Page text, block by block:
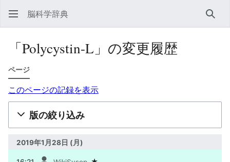
脳科学辞典 検索
「Polycystin-L」の変更履歴
ページ
このページの記録を表示
版の絞り込み
2019年1月28日 (月)